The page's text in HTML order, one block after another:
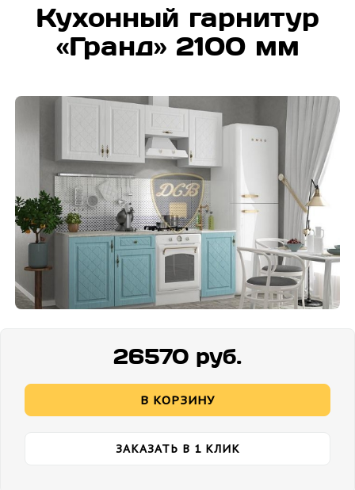
Кухонный гарнитур
«Гранд» 2100 мм
26570 руб.
В КОРЗИНУ
ЗАКАЗАТЬ В 1 КЛИК